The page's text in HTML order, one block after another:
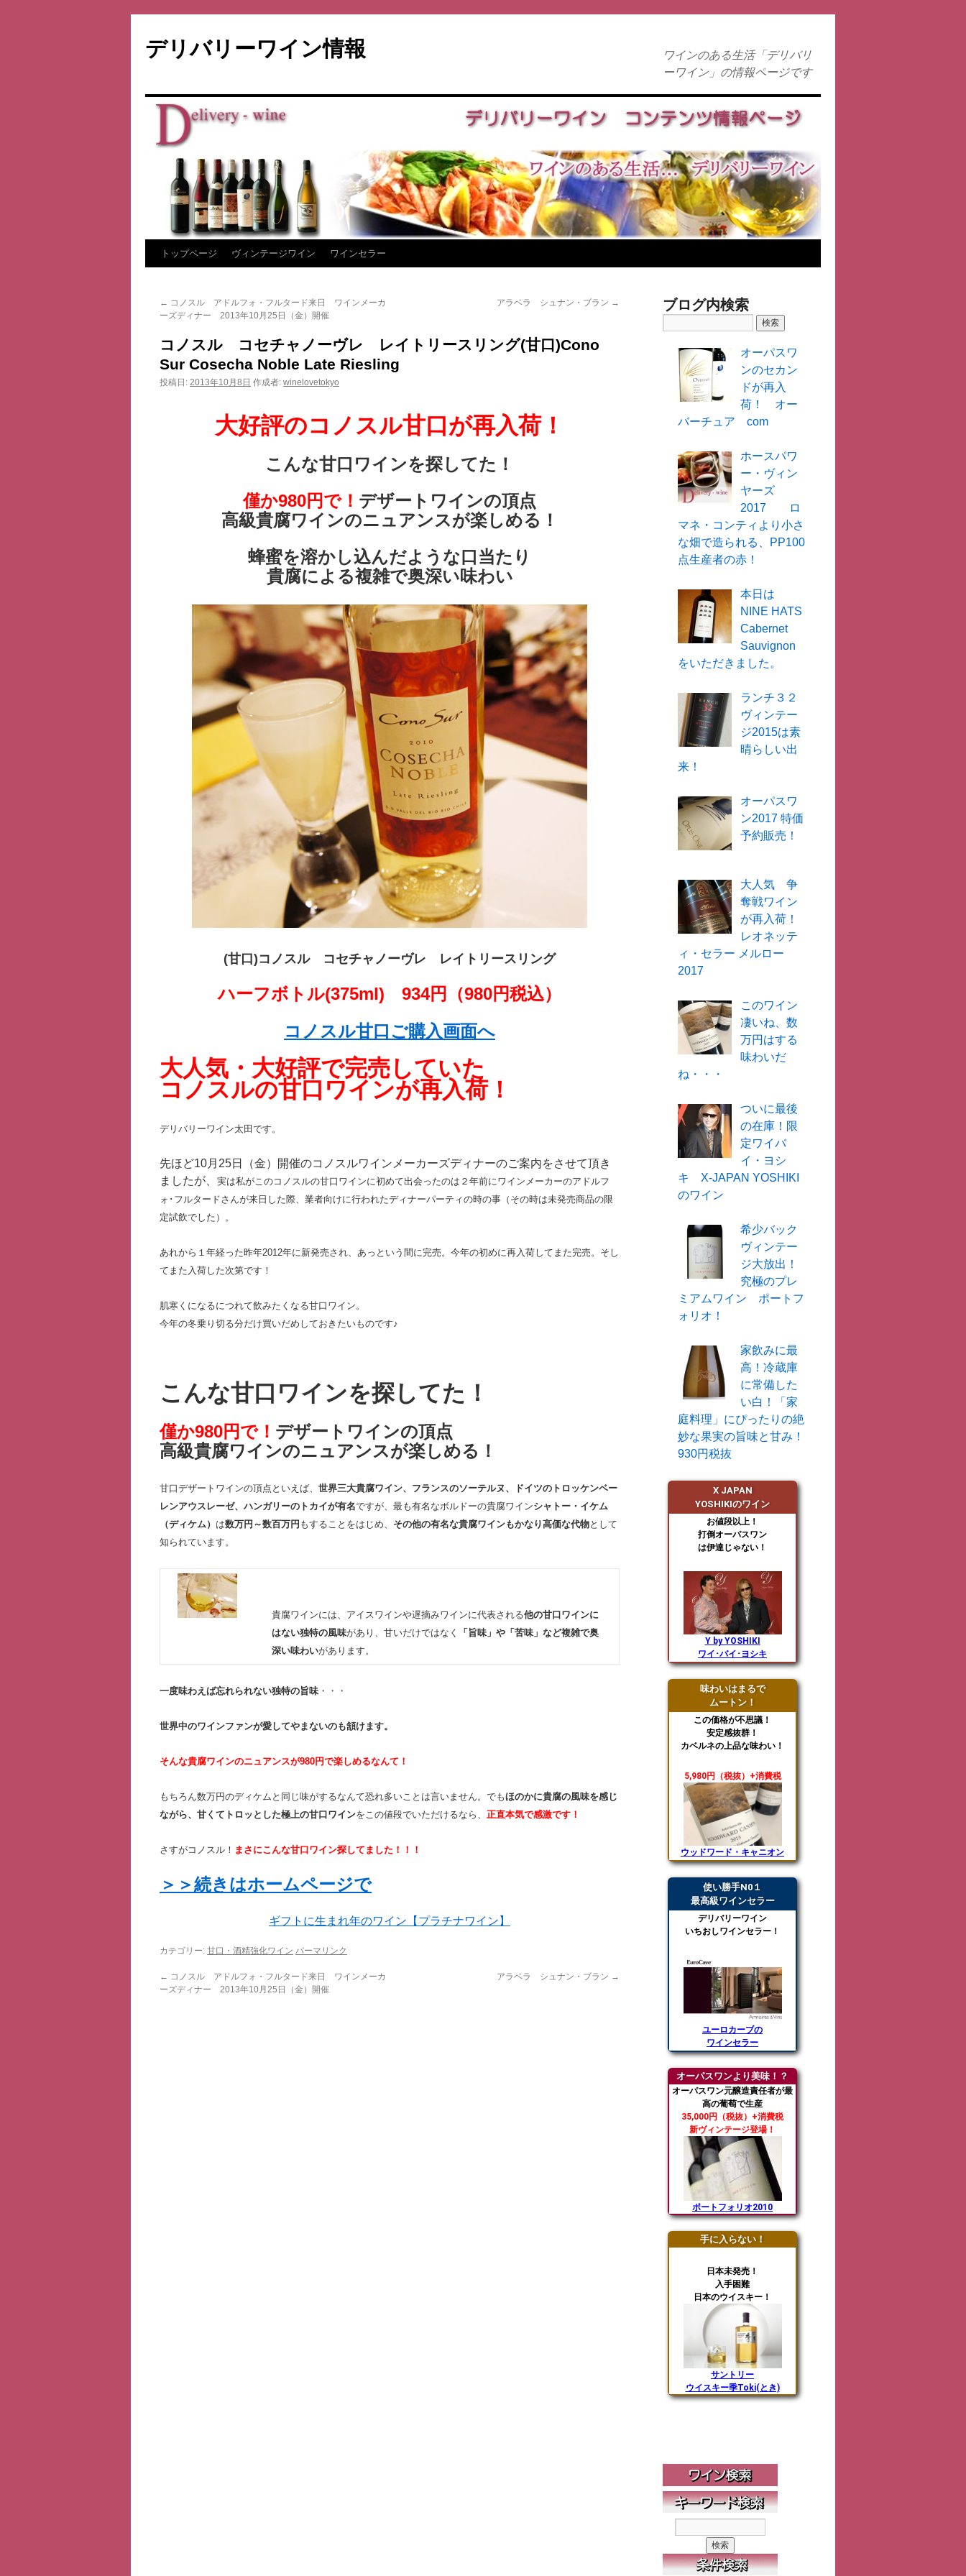
デリバリーワイン情報
ワインのある生活「デリバリ
ーワイン」の情報ページです
テ
ツ
へ
トップページ ヴィンテージワイン ワインセラー
← コノスル アドルフォ・フルタード来日 ワインメーカ
ーズディナー 2013年10月25日（金）開催
アラベラ シュナン・ブラン →
コノスル コセチャノーヴレ レイトリースリング(甘口)Cono
Sur Cosecha Noble Late Riesling
投稿日: 2013年10月8日 作成者: winelovetokyo
大好評のコノスル甘口が再入荷！
こんな甘口ワインを探してた！
僅か980円で！ デザートワインの頂点
高級貴腐ワインのニュアンスが楽しめる！
蜂蜜を溶かし込んだような口当たり
貴腐による複雑で奥深い味わい
(甘口)コノスル コセチャノーヴレ レイトリースリング
ハーフボトル(375ml) 934円（980円税込）
コノスル甘口ご購入画面へ
大人気・大好評で完売していた
コノスルの甘口ワインが再入荷！
デリバリーワイン太田です。
先ほど10月25日（金）開催のコノスルワインメーカーズディナーのご案内をさせて頂き
ましたが、 実は私がこのコノスルの甘口ワインに初めて出会ったのは２年前にワインメーカーのアドルフ
ォ･フルタードさんが来日した際、業者向けに行われたディナーパーティの時の事（その時は未発売商品の限
定試飲でした）。
あれから１年経った昨年2012年に新発売され、あっという間に完売。今年の初めに再入荷してまた完売。そし
てまた入荷した次第です！
肌寒くになるにつれて飲みたくなる甘口ワイン。
今年の冬乗り切る分だけ買いだめしておきたいものです♪
こんな甘口ワインを探してた！
僅か980円で！ デザートワインの頂点
高級貴腐ワインのニュアンスが楽しめる！
甘口デザートワインの頂点といえば、 世界三大貴腐ワイン、フランスのソーテルヌ、ドイツのトロッケンベー
レンアウスレーゼ、ハンガリーのトカイが有名ですが、最も有名なボルドーの貴腐ワインシャトー・イケム
（ディケム） は数万円～数百万円 もすることをはじめ、 その他の有名な貴腐ワインもかなり高価な代物として
知られています。
貴腐ワインには、アイスワインや遅摘みワインに代表される他の甘口ワインに
はない独特の風味があり、甘いだけではなく
「旨味」や「苦味」など複雑で奥
深い味わいがあります。
一度味わえば忘れられない独特の旨味・・・
世界中のワインファンが愛してやまないのも頷けます。
そんな貴腐ワインのニュアンスが980円で楽しめるなんて！
もちろん数万円のディケムと同じ味がするなんて恐れ多いことは言いません。でもほのかに貴腐の風味を感じ
ながら、甘くてトロッとした極上の甘口ワインをこの値段でいただけるなら、 正直本気で感激です！
さすがコノスル！ まさにこんな甘口ワイン探してました！！！
＞＞続きはホームページで
ギフトに生まれ年のワイン【プラチナワイン】
カテゴリー: 甘口・酒精強化ワイン パーマリンク
← コノスル アドルフォ・フルタード来日 ワインメーカ
ーズディナー 2013年10月25日（金）開催
アラベラ シュナン・ブラン →
ブログ内検索
オーパスワ
ンのセカン
ドが再入
荷！ オー
バーチュア com
ホースパワ
ー・ヴィン
ヤーズ
2017 ロ
マネ・コンティより小さ
な畑で造られる、PP100
点生産者の赤！
本日は
NINE HATS
Cabernet
Sauvignon
をいただきました。
ランチ３２
ヴィンテー
ジ2015は素
晴らしい出
来！
オーパスワ
ン2017 特価
予約販売！
大人気 争
奪戦ワイン
が再入荷！
レオネッテ
ィ・セラー メルロー
2017
このワイン
凄いね、数
万円はする
味わいだ
ね・・・
ついに最後
の在庫！限
定ワイバ
イ・ヨシ
キ X-JAPAN YOSHIKI
のワイン
希少バック
ヴィンテー
ジ大放出！
究極のプレ
ミアムワイン ポートフ
ォリオ！
家飲みに最
高！冷蔵庫
に常備した
い白！「家
庭料理」にぴったりの絶
妙な果実の旨味と甘み！
930円税抜